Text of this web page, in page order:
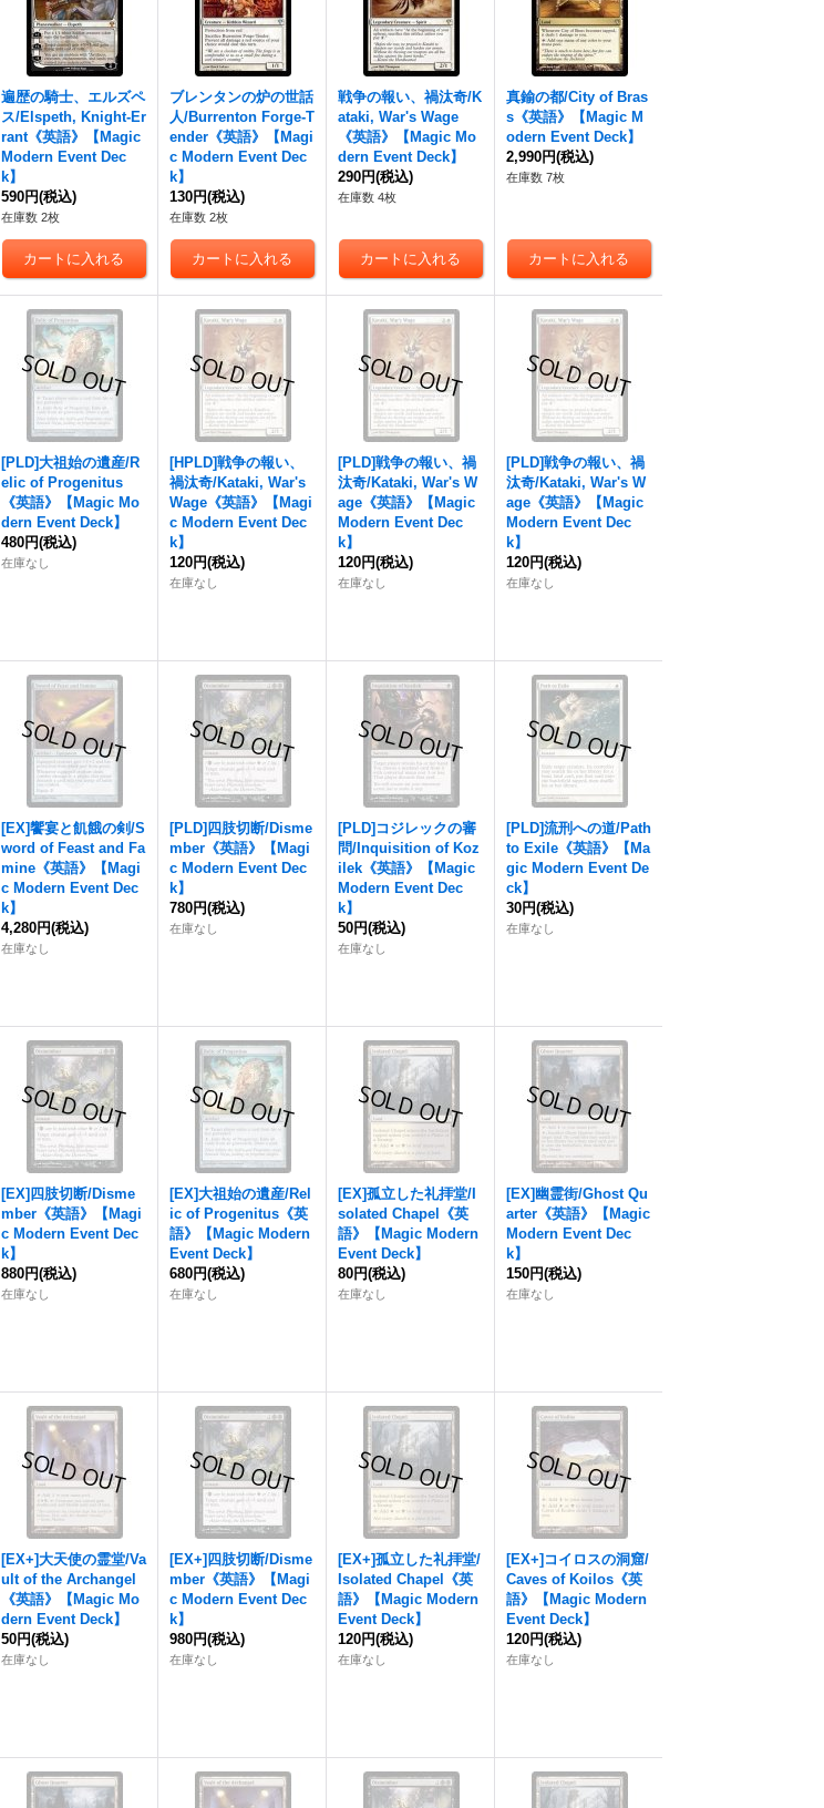
遍歴の騎士、エルズペ
ス/Elspeth, Knight-Er
rant《英語》【Magic
Modern Event Dec
k】
590円(税込)
在庫数 2枚
ブレンタンの炉の世話
人/Burrenton Forge-T
ender《英語》【Magi
c Modern Event Dec
k】
130円(税込)
在庫数 2枚
戦争の報い、禍汰奇/K
ataki, War's Wage
《英語》【Magic Mo
dern Event Deck】
290円(税込)
在庫数 4枚
真鍮の都/City of Bras
s《英語》【Magic M
odern Event Deck】
2,990円(税込)
在庫数 7枚
[PLD]大祖始の遺産/R
elic of Progenitus
《英語》【Magic Mo
dern Event Deck】
480円(税込)
在庫なし
[HPLD]戦争の報い、
禍汰奇/Kataki, War's
Wage《英語》【Magi
c Modern Event Dec
k】
120円(税込)
在庫なし
[PLD]戦争の報い、禍
汰奇/Kataki, War's W
age《英語》【Magic
Modern Event Dec
k】
120円(税込)
在庫なし
[PLD]戦争の報い、禍
汰奇/Kataki, War's W
age《英語》【Magic
Modern Event Dec
k】
120円(税込)
在庫なし
[EX]饗宴と飢餓の剣/S
word of Feast and Fa
mine《英語》【Magi
c Modern Event Dec
k】
4,280円(税込)
在庫なし
[PLD]四肢切断/Disme
mber《英語》【Magi
c Modern Event Dec
k】
780円(税込)
在庫なし
[PLD]コジレックの審
問/Inquisition of Koz
ilek《英語》【Magic
Modern Event Dec
k】
50円(税込)
在庫なし
[PLD]流刑への道/Path
to Exile《英語》【Ma
gic Modern Event De
ck】
30円(税込)
在庫なし
[EX]四肢切断/Disme
mber《英語》【Magi
c Modern Event Dec
k】
880円(税込)
在庫なし
[EX]大祖始の遺産/Rel
ic of Progenitus《英
語》【Magic Modern
Event Deck】
680円(税込)
在庫なし
[EX]孤立した礼拝堂/I
solated Chapel《英
語》【Magic Modern
Event Deck】
80円(税込)
在庫なし
[EX]幽霊街/Ghost Qu
arter《英語》【Magic
Modern Event Dec
k】
150円(税込)
在庫なし
[EX+]大天使の霊堂/Va
ult of the Archangel
《英語》【Magic Mo
dern Event Deck】
50円(税込)
在庫なし
[EX+]四肢切断/Disme
mber《英語》【Magi
c Modern Event Dec
k】
980円(税込)
在庫なし
[EX+]孤立した礼拝堂/
Isolated Chapel《英
語》【Magic Modern
Event Deck】
120円(税込)
在庫なし
[EX+]コイロスの洞窟/
Caves of Koilos《英
語》【Magic Modern
Event Deck】
120円(税込)
在庫なし